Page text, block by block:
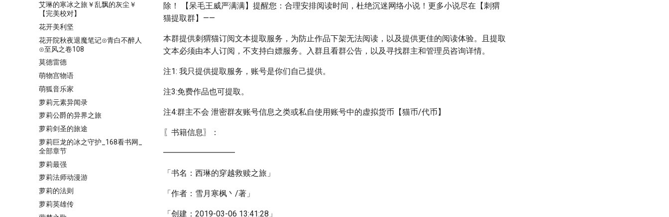
艾琳的寒冰之旅￥乱飘的灰尘￥
【完美校对】
花开美利坚
花开院秋夜退魔笔记⊙青白不醉人
⊙至风之卷108
莫德雷德
萌物宫物语
萌狐音乐家
萝莉元素异闻录
萝莉公爵的异界之旅
萝莉剑圣的旅途
萝莉巨龙的冰之守护_168看书网_
全部章节
萝莉最强
萝莉法师动漫游
萝莉的法则
萝莉英雄传
除！ 【呆毛王威严满满】提醒您：合理安排阅读时间，杜绝沉迷网络小说！更多小说尽在【刺猬
猫提取群】——
本群提供刺猬猫订阅文本提取服务，为防止作品下架无法阅读，以及提供更佳的阅读体验。且提取
文本必须由本人订阅，不支持白嫖服务。入群且看群公告，以及寻找群主和管理员咨询详情。
注1: 我只提供提取服务，账号是你们自己提供。
注3:免费作品也可提取。
注4:群主不会 泄密群友账号信息之类或私自使用账号中的虚拟货币【猫币/代币】
〖书籍信息〗：
━━━━━━━━━
「书名：西琳的穿越救赎之旅」
「作者：雪月寒枫丶/著」
「创建：2019-03-06 13:41:28」